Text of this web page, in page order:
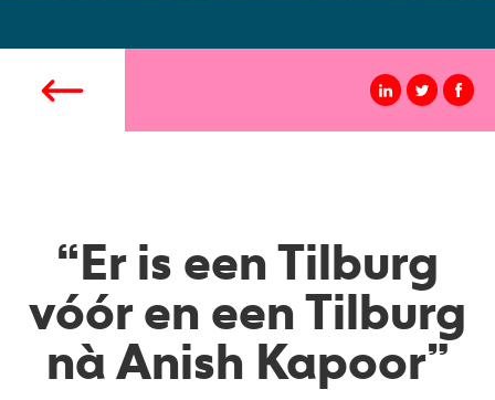
“Er is een Tilburg
vóór en een Tilburg
nà Anish Kapoor”